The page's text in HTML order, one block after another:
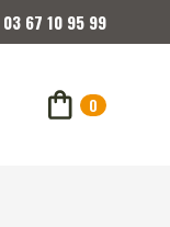
03 67 10 95 99
0